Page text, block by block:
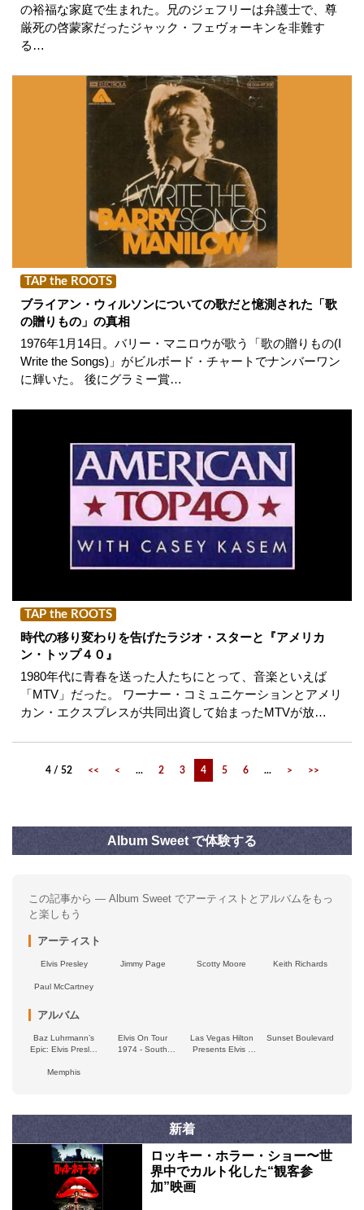
の裕福な家庭で生まれた。兄のジェフリーは弁護士で、尊
厳死の啓蒙家だったジャック・フェヴォーキンを非難す
る…
TAP the ROOTS
ブライアン・ウィルソンについての歌だと憶測された「歌
の贈りもの」の真相
1976年1月14日。バリー・マニロウが歌う「歌の贈りもの(I
Write the Songs)」がビルボード・チャートでナンバーワン
に輝いた。 後にグラミー賞…
TAP the ROOTS
時代の移り変わりを告げたラジオ・スターと『アメリカ
ン・トップ４０』
1980年代に青春を送った人たちにとって、音楽といえば
「MTV」だった。 ワーナー・コミュニケーションとアメリ
カン・エクスプレスが共同出資して始まったMTVが放…
4 / 52 << < ... 2 3 4 5 6 ... > >>
Album Sweet で体験する
この記事から — Album Sweet でアーティストとアルバムをもっ
と楽しもう
アーティスト
Elvis Presley Jimmy Page Scotty Moore Keith Richards
Paul McCartney
アルバム
Baz Luhrmann’s
Epic: Elvis Presley
Original Motion
Elvis On Tour
1974 - South
Las Vegas Hilton
Presents Elvis -
Sunset Boulevard
Memphis
新着
ロッキー・ホラー・ショー〜世
界中でカルト化した“観客参
加”映画